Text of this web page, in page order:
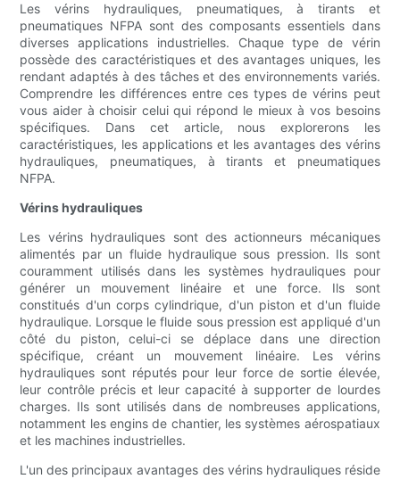
Les vérins hydrauliques, pneumatiques, à tirants et
pneumatiques NFPA sont des composants essentiels dans
diverses applications industrielles. Chaque type de vérin
possède des caractéristiques et des avantages uniques, les
rendant adaptés à des tâches et des environnements variés.
Comprendre les différences entre ces types de vérins peut
vous aider à choisir celui qui répond le mieux à vos besoins
spécifiques. Dans cet article, nous explorerons les
caractéristiques, les applications et les avantages des vérins
hydrauliques, pneumatiques, à tirants et pneumatiques
NFPA.
Vérins hydrauliques
Les vérins hydrauliques sont des actionneurs mécaniques
alimentés par un fluide hydraulique sous pression. Ils sont
couramment utilisés dans les systèmes hydrauliques pour
générer un mouvement linéaire et une force. Ils sont
constitués d'un corps cylindrique, d'un piston et d'un fluide
hydraulique. Lorsque le fluide sous pression est appliqué d'un
côté du piston, celui-ci se déplace dans une direction
spécifique, créant un mouvement linéaire. Les vérins
hydrauliques sont réputés pour leur force de sortie élevée,
leur contrôle précis et leur capacité à supporter de lourdes
charges. Ils sont utilisés dans de nombreuses applications,
notamment les engins de chantier, les systèmes aérospatiaux
et les machines industrielles.
L'un des principaux avantages des vérins hydrauliques réside